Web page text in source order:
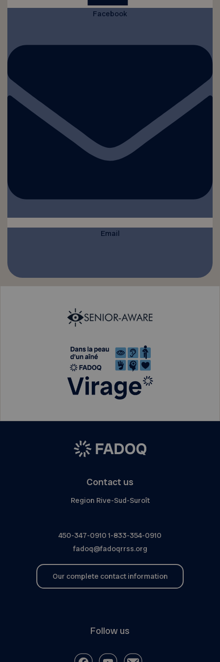
Facebook
Email
Contact us
Region Rive-Sud-Suroît
450-347-0910 1-833-354-0910
fadoq@fadoqrrss.org
Our complete contact information
Follow us